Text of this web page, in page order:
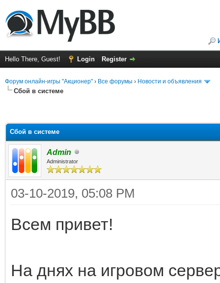
Hello There, Guest! Login Register
Форум онлайн-игры "Акционер" › Все форумы › Новости и объявления
Сбой в системе
Сбой в системе
Admin
Administrator
03-10-2019, 05:08 PM
Всем привет!
На днях на игровом